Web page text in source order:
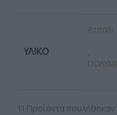
ΥΛΙΚΌ
Ατσάλι
11 Προϊόντα πουλήθηκαν